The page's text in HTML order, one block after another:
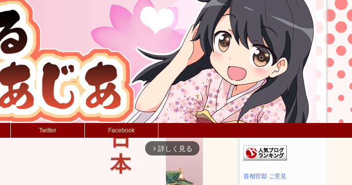
Twitter Facebook
arrow_forward_ios 詳しく見る
首相官邸 ご意見